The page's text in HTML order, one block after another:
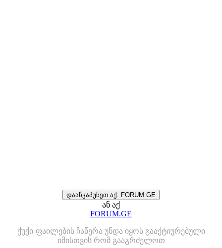
დააწკაპუნეთ აქ: FORUM.GE
ან აქ
FORUM.GE
ქუქი-ფაილების ჩაწერა უნდა იყოს გააქტიურებული
იმისთვის რომ გააგრძელოთ